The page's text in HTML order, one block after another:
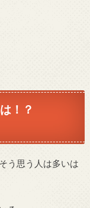
！？
そう思う人は多いは